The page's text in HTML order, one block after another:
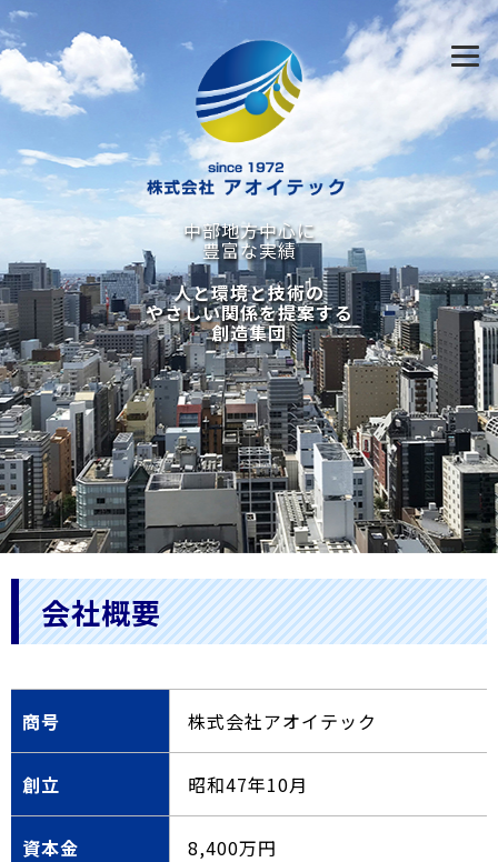
中部地方中心に
豊富な実績
人と環境と技術の
やさしい関係を提案する
創造集団
会社概要
商号 株式会社アオイテック
創立 昭和47年10月
資本金 8,400万円